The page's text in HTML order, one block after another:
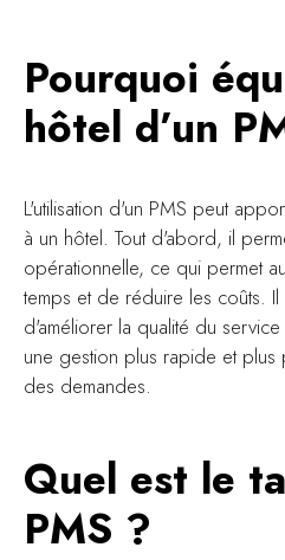
Pourquoi
hôtel d’un
L'utilisation d'un PMS peut
à un hôtel. Tout d'abord, il
opérationnelle, ce qui permet
temps et de réduire les coûts.
d'améliorer la qualité du
une gestion plus rapide et
des demandes.
Quel est le
PMS ?